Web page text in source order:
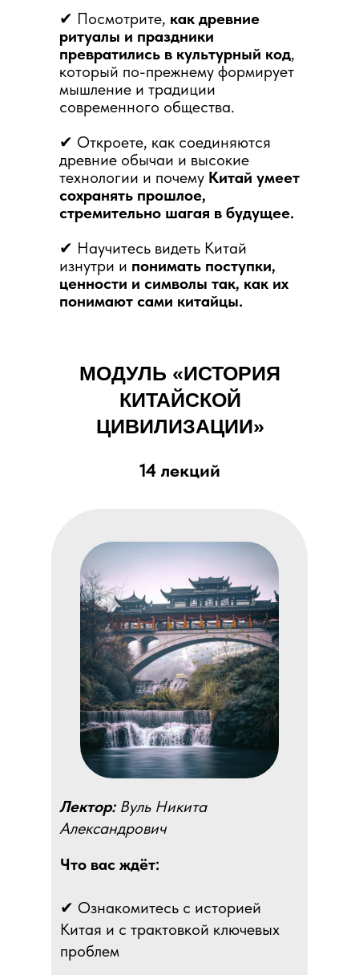
✔ Посмотрите, как древние
ритуалы и праздники
превратились в культурный код,
который по-прежнему формирует
мышление и традиции
современного общества.
✔ Откроете, как соединяются
древние обычаи и высокие
технологии и почему Китай умеет
сохранять прошлое,
стремительно шагая в будущее.
✔ Научитесь видеть Китай
изнутри и понимать поступки,
ценности и символы так, как их
понимают сами китайцы.
Что вас ждёт:
✔ Ознакомитесь с историей
Китая и с трактовкой ключевых
проблем
МОДУЛЬ «ИСТОРИЯ
КИТАЙСКОЙ
ЦИВИЛИЗАЦИИ»
14 лекций
Лектор: Вуль Никита
Александрович